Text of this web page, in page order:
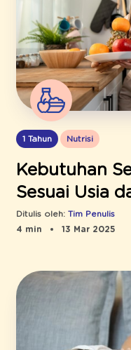
1 Tahun Nutrisi
Kebutuhan
Sesuai Usia
Ditulis oleh: Tim Penulis
4 min
13 Mar 2025